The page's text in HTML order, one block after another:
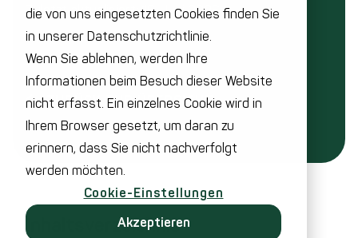
die von uns eingesetzten Cookies finden Sie
in unserer Datenschutzrichtlinie.
Wenn Sie ablehnen, werden Ihre
Informationen beim Besuch dieser Website
nicht erfasst. Ein einzelnes Cookie wird in
Ihrem Browser gesetzt, um daran zu
erinnern, dass Sie nicht nachverfolgt
werden möchten.
Cookie-Einstellungen
Akzeptieren
Zuletzt aktualisiert: 16. Juni 2026
ZURÜCK ZUR ÜBERSICHT
Inhaltsverzeichnis